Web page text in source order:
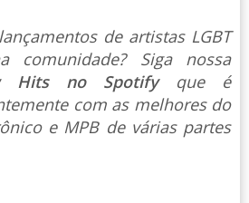
de artistas LGBT
Siga nossa
Hits no Spotify que é
com as melhores do
e MPB de várias partes